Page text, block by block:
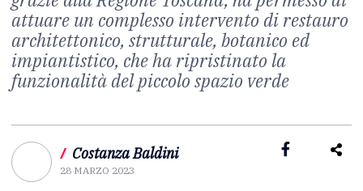
attuare un complesso intervento di restauro
architettonico, strutturale, botanico ed
impiantistico, che ha ripristinato la
funzionalità del piccolo spazio verde
/ Costanza Baldini
28 MARZO 2023